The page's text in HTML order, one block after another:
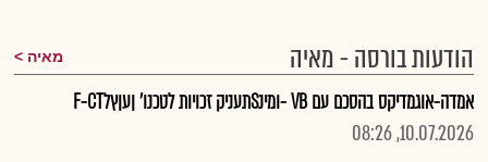
הודעות בורסה - מאיה
מאיה
אמדה-אוגמדיקס בהסכם עם VB -ומינSתעניק זכויות לטכנו' ןעןץלF-CT
10.07.2026, 08:26